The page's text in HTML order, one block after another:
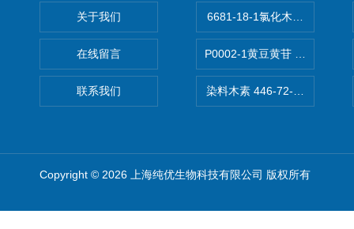
关于我们
在线留言
联系我们
6681-18-1氯化木兰花碱
P0002-1黄豆黄苷 40246-10-
染料木素 446-72-0
Copyright © 2026 上海纯优生物科技有限公司 版权所有